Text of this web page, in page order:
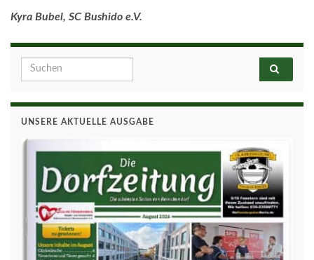
Kyra Bubel, SC Bushido e.V.
Search for:
UNSERE AKTUELLE AUSGABE